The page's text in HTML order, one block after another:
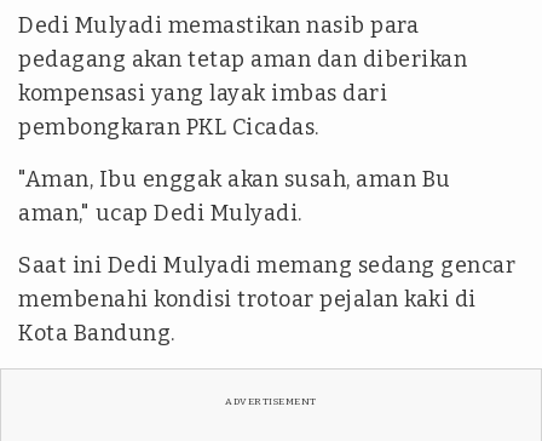
Dedi Mulyadi memastikan nasib para
pedagang akan tetap aman dan diberikan
kompensasi yang layak imbas dari
pembongkaran PKL Cicadas.
"Aman, Ibu enggak akan susah, aman Bu
aman," ucap Dedi Mulyadi.
Saat ini Dedi Mulyadi memang sedang gencar
membenahi kondisi trotoar pejalan kaki di
Kota Bandung.
ADVERTISEMENT